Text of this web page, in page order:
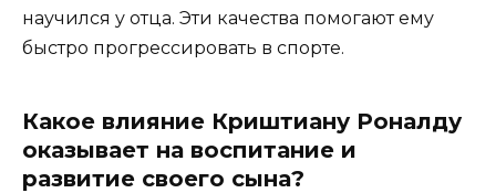
научился у отца. Эти качества помогают ему
быстро прогрессировать в спорте.
Какое влияние Криштиану Роналду
оказывает на воспитание и
развитие своего сына?